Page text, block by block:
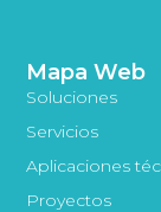
Mapa Web
Soluciones
Servicios
Aplicaciones
Proyectos